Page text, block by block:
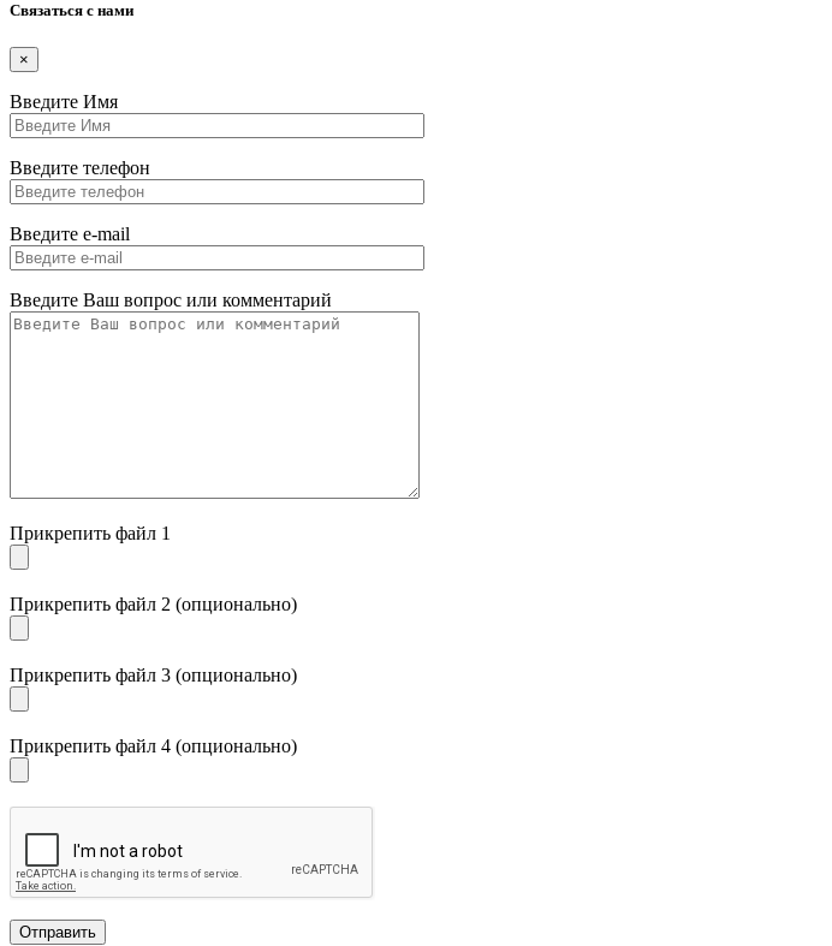
Связаться с нами
×
Введите Имя
Введите телефон
Введите e-mail
Введите Ваш вопрос или комментарий
Прикрепить файл 1
Прикрепить файл 2 (опционально)
Прикрепить файл 3 (опционально)
Прикрепить файл 4 (опционально)